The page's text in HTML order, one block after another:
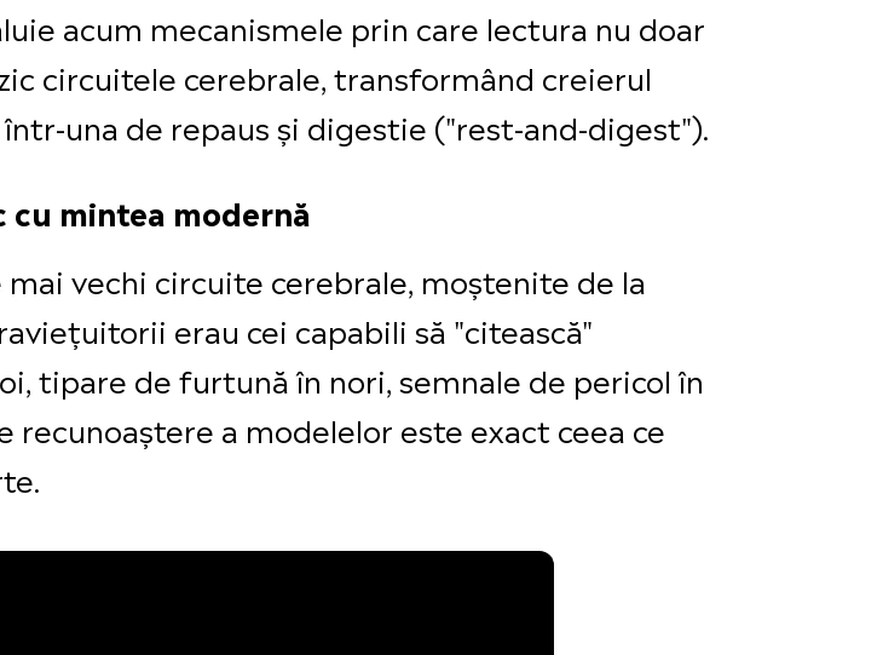
acum mecanismele prin care lectura nu doar
circuitele cerebrale, transformând creierul
una de repaus și digestie ("rest-and-digest").
mintea modernă
vechi circuite cerebrale, moștenite de la
erau cei capabili să "citească"
tipare de furtună în nori, semnale de pericol în
a modelelor este exact ceea ce